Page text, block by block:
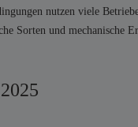
nutzen viele
Sorten und